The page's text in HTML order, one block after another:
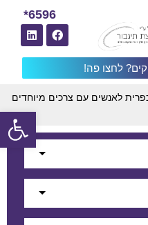
לחצו פה!
6596*
לאנשים עם צרכים מיוחדים